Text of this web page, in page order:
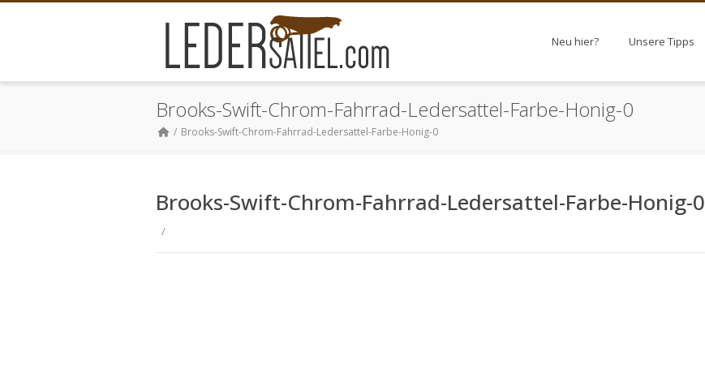
Neu hier? Unsere Tipps
Brooks-Swift-Chrom-Fahrrad-Ledersattel-Farbe-Honig-0
Brooks-Swift-Chrom-Fahrrad-Ledersattel-Farbe-Honig-0
Brooks-Swift-Chrom-Fahrrad-Ledersattel-Farbe-Honig-0
/